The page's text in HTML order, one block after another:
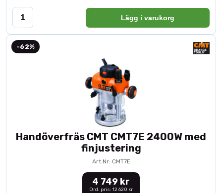
Lägg i varukorg
-62%
Handöverfräs CMT CMT7E 2400W med
finjustering
Art.Nr: CMT7E
4 749 kr
Ord. pris: 12 620 kr